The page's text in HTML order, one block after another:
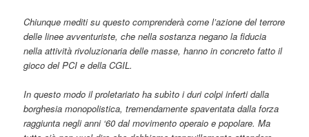
Chiunque mediti su questo comprenderà come l’azione del terrore
delle linee avventuriste, che nella sostanza negano la fiducia
nella attività rivoluzionaria delle masse, hanno in concreto fatto il
gioco del PCI e della CGIL.
In questo modo il proletariato ha subìto i duri colpi inferti dalla
borghesia monopolistica, tremendamente spaventata dalla forza
raggiunta negli anni ‘60 dal movimento operaio e popolare. Ma